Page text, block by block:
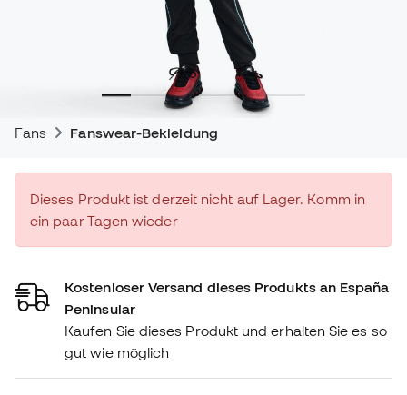
Fans Fanswear-Bekleidung
Dieses Produkt ist derzeit nicht auf Lager. Komm in
ein paar Tagen wieder
Kostenloser Versand dieses Produkts an España
Peninsular
Kaufen Sie dieses Produkt und erhalten Sie es so
gut wie möglich